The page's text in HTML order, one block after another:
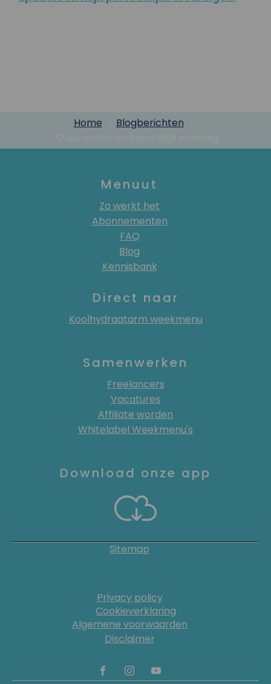
Home
Blogberichten
Menuut
Zo werkt het
Abonnementen
FAQ
Blog
Kennisbank
Direct naar
Koolhydraatarm weekmenu
Samenwerken
Freelancers
Vacatures
Affiliate worden
Whitelabel Weekmenu's
Download onze app
Sitemap
Privacy policy
Cookieverklaring
Algemene voorwaarden
Disclaimer